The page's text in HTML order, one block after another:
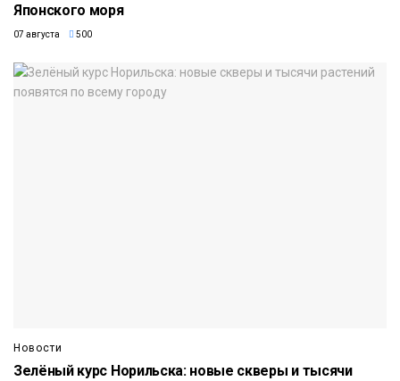
Японского моря
07 августа 500
Новости
Зелёный курс Норильска: новые скверы и тысячи